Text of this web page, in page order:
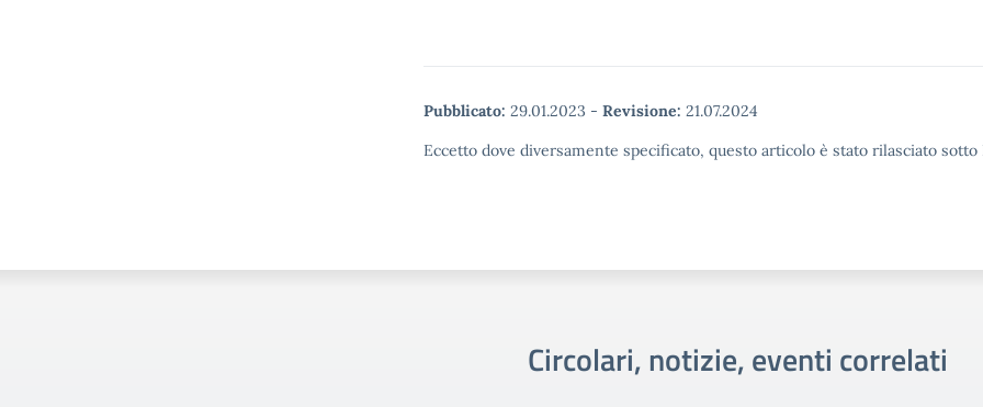
Convenzione sui diritti
dell’infanzia e
Pubblicato: 29.01.2023 - Revisione: 21.07.2024
Eccetto dove diversamente specificato, questo articolo è stato rilasciato
Circolari, notizie, eventi correlati